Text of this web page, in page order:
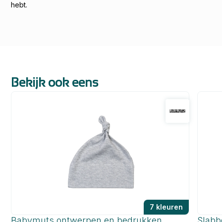
hebt.
Bekijk ook eens
7 kleuren